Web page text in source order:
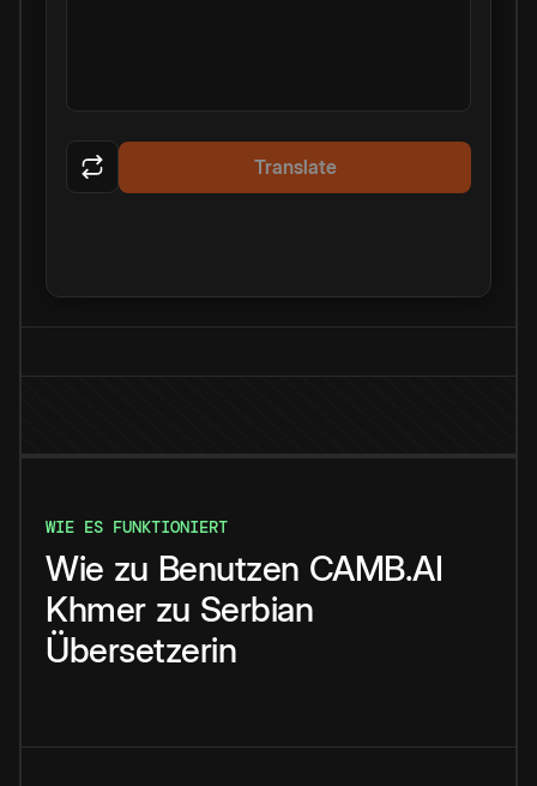
Translate
WIE ES FUNKTIONIERT
Wie zu Benutzen CAMB.AI
Khmer zu Serbian
Übersetzerin